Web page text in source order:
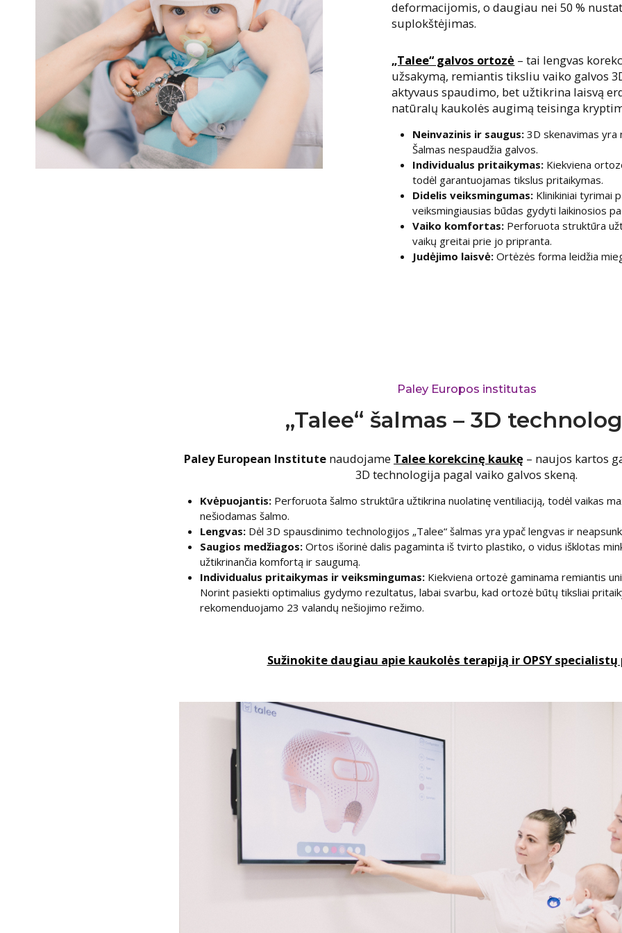
deformacijomis, o daugiau nei 50 %
suplokštėjimas.
„Talee“ galvos ortozė – tai lengvas
užsakymą, remiantis tiksliu vaiko galvos
aktyvaus spaudimo, bet užtikrina laisvą
natūralų kaukolės augimą teisinga
Neinvazinis ir saugus: 3D skenavimas yra
Šalmas nespaudžia galvos.
Individualus pritaikymas: Kiekviena
todėl garantuojamas tikslus pritaikymas.
Didelis veiksmingumas: Klinikiniai tyrimai
veiksmingiausias būdas gydyti laikinosios
Vaiko komfortas: Perforuota struktūra
vaikų greitai prie jo pripranta.
Judėjimo laisvė: Ortėzės forma leidžia
Paley Europos institutas
„Talee“ šalmas – 3D
Paley European Institute naudojame Talee korekcinę kaukę – naujos kartos
3D technologija pagal vaiko galvos skeną.
Kvėpuojantis: Perforuota šalmo struktūra užtikrina nuolatinę ventiliaciją, todėl vaikas
nešiodamas šalmo.
Lengvas: Dėl 3D spausdinimo technologijos „Talee“ šalmas yra ypač lengvas ir
Saugios medžiagos: Ortos išorinė dalis pagaminta iš tvirto plastiko, o vidus išklotas
užtikrinančia komfortą ir saugumą.
Individualus pritaikymas ir veiksmingumas: Kiekviena ortozė gaminama remiantis
Norint pasiekti optimalius gydymo rezultatus, labai svarbu, kad ortozė būtų tiksliai
rekomenduojamo 23 valandų nešiojimo režimo.
Sužinokite daugiau apie kaukolės terapiją ir OPSY specialistų